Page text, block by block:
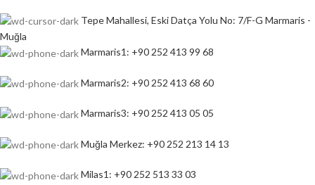
Tepe Mahallesi, Eski Datça Yolu No: 7/F-G Marmaris -
Muğla
Marmaris1: +90 252 413 99 68
Marmaris2: +90 252 413 68 60
Marmaris3: +90 252 413 05 05
Muğla Merkez: +90 252 213 14 13
Milas1: +90 252 513 33 03